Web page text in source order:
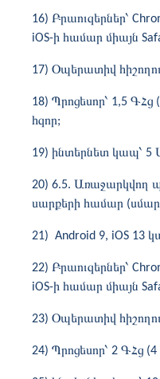
16) Բրաուզերներ՝
iOS-ի համար միայն
17) Օպերատիվ
18) Պրոցեսոր՝ 1,5 ԳՀց
հզոր;
19) ինտերնետ կապ՝ 5
20) 6.5. Առաջարկվող
սարքերի համար
21) Android 9, iOS 13
22) Բրաուզերներ՝
iOS-ի համար միայն
23) Օպերատիվ
24) Պրոցեսոր՝ 2 ԳՀց